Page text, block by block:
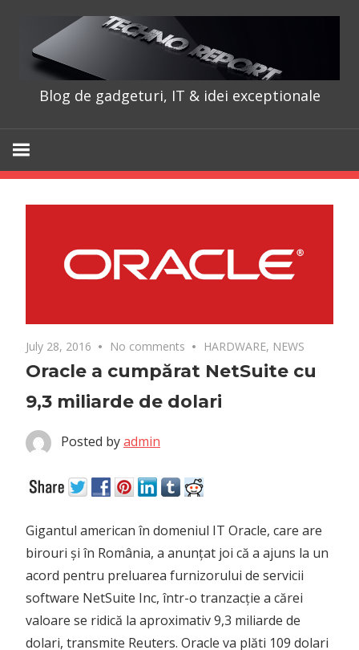
content
Blog de gadgeturi, IT & idei exceptionale
July 28, 2016 No comments HARDWARE, NEWS
Oracle a cumpărat NetSuite cu
9,3 miliarde de dolari
Posted byadmin
Gigantul american în domeniul IT Oracle, care are
birouri și în România, a anunțat joi că a ajuns la un
acord pentru preluarea furnizorului de servicii
software NetSuite Inc, într-o tranzacție a cărei
valoare se ridică la aproximativ 9,3 miliarde de
dolari, transmite Reuters. Oracle va plăti 109 dolari